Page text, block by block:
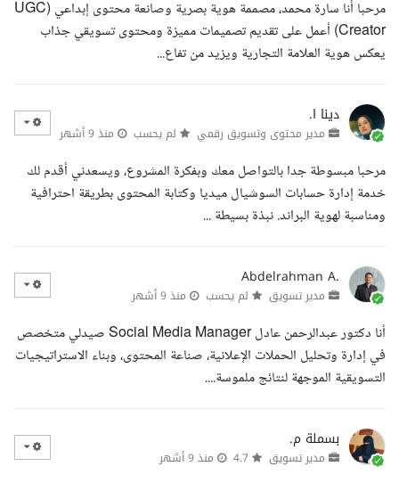
مرحبا أنا سارة محمد، مصممة هوية بصرية وصانعة محتوى إبداعي (UGC
Creator) أعمل على تقديم تصميمات مميزة ومحتوى تسويقي جذاب
يعكس هوية العلامة التجارية ويزيد من تفاع...
دينا ا.
مدير محتوى وتسويق رقمي لم يحسب منذ 9 أشهر
مرحبا مبسوطة جدا بالتواصل معك وبفكرة المشروع، ويسعدني أقدم لك
خدمة إدارة حسابات السوشيال ميديا وكتابة المحتوى بطريقة احترافية
ومناسبة لهوية البراند. نبذة بسيطة ...
Abdelrahman A.
مدير تسويق لم يحسب منذ 9 أشهر
أنا دكتور عبدالرحمن عادل Social Media Manager صيدلي متخصص
في إدارة وتحليل الحملات الإعلانية، صناعة المحتوى، وبناء الاستراتيجيات
التسويقية الموجهة لنتائج ملموسة....
بسملة م.
مدير تسويق منذ 9 أشهر